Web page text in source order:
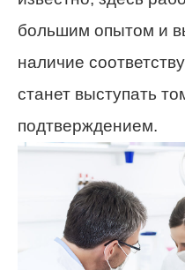
большим опытом и
наличие
станет выступать
подтверждением.